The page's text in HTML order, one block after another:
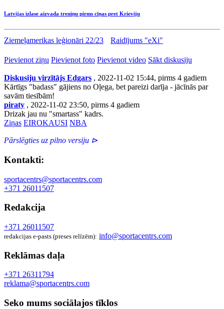
Latvijas izlase aizvada treniņu pirms cīņas pret Krieviju
Ziemeļamerikas leģionāri 22/23 Raidījums "eXi"
Pievienot ziņu Pievienot foto Pievienot video Sākt diskusiju
Diskusiju virzītājs Edgars , 2022-11-02 15:44, pirms 4 gadiem
Kārtīgs "badass" gājiens no Oļega, bet pareizi darīja - jācīnās par
savām tiesībām!
piraty , 2022-11-02 23:50, pirms 4 gadiem
Drizak jau nu "smartass" kadrs.
Ziņas EIROKAUSI NBA
Pārslēgties uz pilno versiju ⊳
Kontakti:
sportacentrs@sportacentrs.com
+371 26011507
Redakcija
+371 26011507
redakcijas e-pasts (preses relīzēm): info@sportacentrs.com
Reklāmas daļa
+371 26311794
reklama@sportacentrs.com
Seko mums sociālajos tīklos